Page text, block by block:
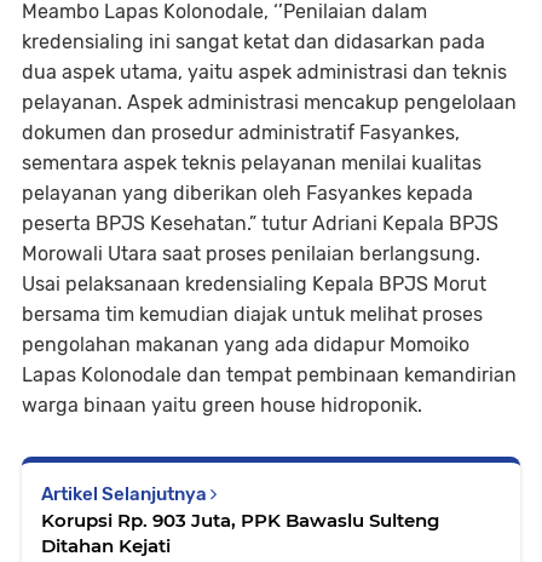
Meambo Lapas Kolonodale, ‘’Penilaian dalam
kredensialing ini sangat ketat dan didasarkan pada
dua aspek utama, yaitu aspek administrasi dan teknis
pelayanan. Aspek administrasi mencakup pengelolaan
dokumen dan prosedur administratif Fasyankes,
sementara aspek teknis pelayanan menilai kualitas
pelayanan yang diberikan oleh Fasyankes kepada
peserta BPJS Kesehatan.” tutur Adriani Kepala BPJS
Morowali Utara saat proses penilaian berlangsung.
Usai pelaksanaan kredensialing Kepala BPJS Morut
bersama tim kemudian diajak untuk melihat proses
pengolahan makanan yang ada didapur Momoiko
Lapas Kolonodale dan tempat pembinaan kemandirian
warga binaan yaitu green house hidroponik.
Artikel Selanjutnya
Korupsi Rp. 903 Juta, PPK Bawaslu Sulteng
Ditahan Kejati